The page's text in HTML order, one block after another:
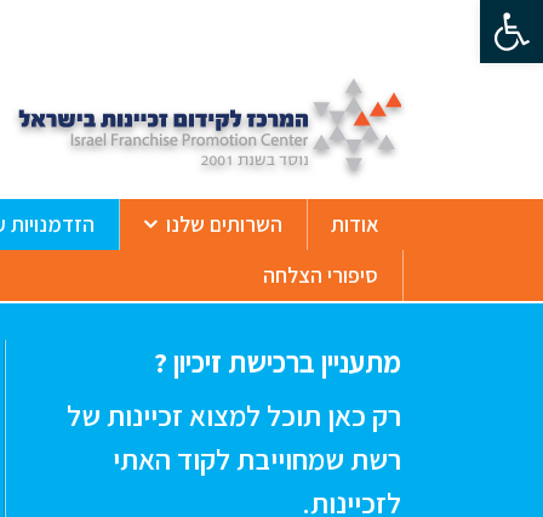
פתח סרגל נגישות
אודות השרותים שלנו הזדמנויות
סיפורי הצלחה
מתעניין ברכישת זיכיון ?
רק כאן תוכל למצוא זכיינות של
רשת שמחוייבת לקוד האתי
לזכיינות.